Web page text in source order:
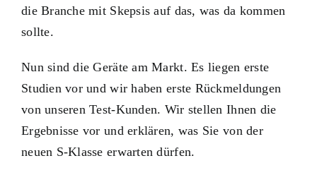
die Branche mit Skepsis auf das, was da kommen
sollte.
Nun sind die Geräte am Markt. Es liegen erste
Studien vor und wir haben erste Rückmeldungen
von unseren Test-Kunden. Wir stellen Ihnen die
Ergebnisse vor und erklären, was Sie von der
neuen S-Klasse erwarten dürfen.